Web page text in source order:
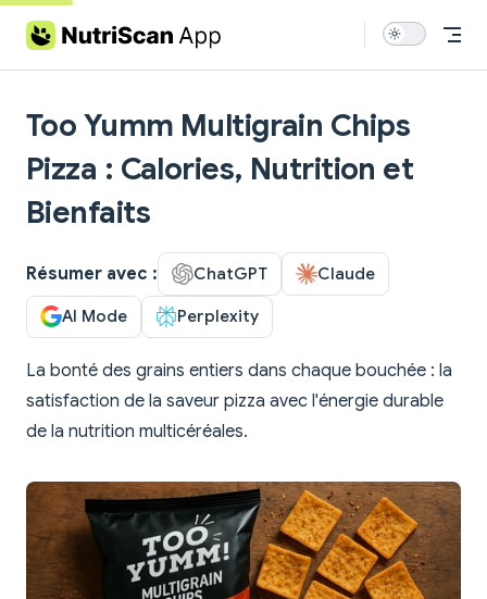
Skip to content
Too Yumm Multigrain Chips
Pizza : Calories, Nutrition et
Bienfaits
Résumer avec : ChatGPT Claude
AI Mode Perplexity
La bonté des grains entiers dans chaque bouchée : la
satisfaction de la saveur pizza avec l'énergie durable
de la nutrition multicéréales.